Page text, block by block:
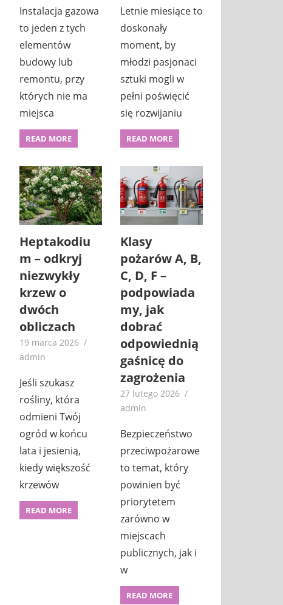
Instalacja gazowa
to jeden z tych
elementów
budowy lub
remontu, przy
których nie ma
miejsca
READ MORE
Letnie miesiące to
doskonały
moment, by
młodzi pasjonaci
sztuki mogli w
pełni poświęcić
się rozwijaniu
READ MORE
Heptakodiu
m – odkryj
niezwykły
krzew o
dwóch
obliczach
19 marca 2026
admin
Jeśli szukasz
rośliny, która
odmieni Twój
ogród w końcu
lata i jesienią,
kiedy większość
krzewów
READ MORE
Klasy
pożarów A, B,
C, D, F –
podpowiada
my, jak
dobrać
odpowiednią
gaśnicę do
zagrożenia
27 lutego 2026
admin
Bezpieczeństwo
przeciwpożarowe
to temat, który
powinien być
priorytetem
zarówno w
miejscach
publicznych, jak i
w
READ MORE